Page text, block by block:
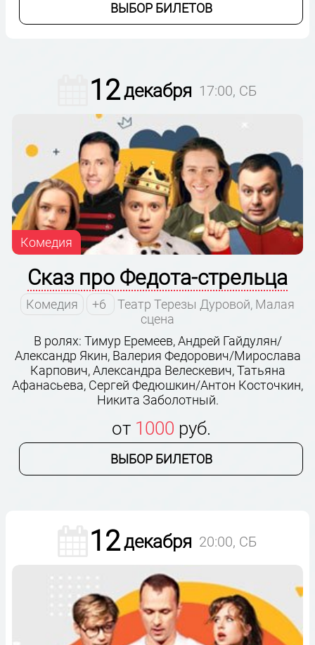
ВЫБОР БИЛЕТОВ
12декабря 17:00, СБ
Комедия
Сказ про Федота-стрельца
Комедия +6
Театр Терезы Дуровой, Малая
сцена
В ролях: Тимур Еремеев, Андрей Гайдулян/
Александр Якин, Валерия Федорович/Мирослава
Карпович, Александра Велескевич, Татьяна
Афанасьева, Сергей Федюшкин/Антон Косточкин,
Никита Заболотный.
от 1000 руб.
ВЫБОР БИЛЕТОВ
12декабря 20:00, СБ